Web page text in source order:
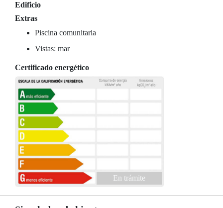
Edificio
Extras
Piscina comunitaria
Vistas: mar
Certificado energético
En trámite